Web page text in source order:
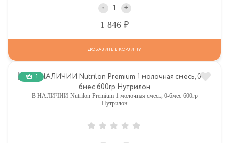
- +
1 846
ДОБАВИТЬ В КОРЗИНУ
1
В НАЛИЧИИ Nutrilon Premium 1 молочная смесь, 0-6мес 600гр
Нутрилон